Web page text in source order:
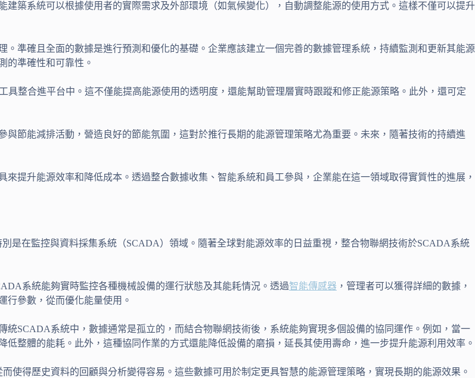
築系統可以根據使用者的實際需求及外部環境（如氣候變化），自動調整能源的使用方式。這樣不僅可以提升
準確且全面的數據是進行預測和優化的基礎。企業應該建立一個完善的數據管理系統，持續監測和更新其能源
的準確性和可靠性。
具整合進平台中。這不僅能提高能源使用的透明度，還能幫助管理層實時跟蹤和修正能源策略。此外，還可定
節能減排活動，營造良好的節能氛圍，這對於推行長期的能源管理策略尤為重要。未來，隨著技術的持續進
提升能源效率和降低成本。透過整合數據收集、智能系統和員工參與，企業能在這一領域取得實質性的進展，
別是在監控與資料採集系統（SCADA）領域。隨著全球對能源效率的日益重視，整合物聯網技術於SCADA系統
系統能夠實時監控各種機械設備的運行狀態及其能耗情況。透過智能傳感器 ，管理者可以獲得詳細的數據，
行參數，從而優化能量使用。
SCADA系統中，數據通常是孤立的，而結合物聯網技術後，系統能夠實現多個設備的協同運作。例如，當一
整體的能耗。此外，這種協同作業的方式還能降低設備的磨損，延長其使用壽命，進一步提升能源利用效率。
使得歷史資料的回顧與分析變得容易。這些數據可用於制定更具智慧的能源管理策略，實現長期的能源效果。